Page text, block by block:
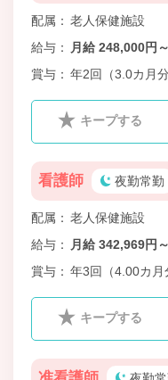
配属
老人保健施設
給与
月給 248,000円
賞与
年2回（3.0カ月分
キープする
看護師 夜勤常勤
配属
老人保健施設
給与
月給 342,969円
賞与
年3回（4.00カ月
キープする